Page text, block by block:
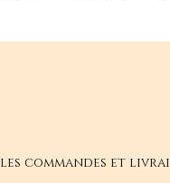
commandes et